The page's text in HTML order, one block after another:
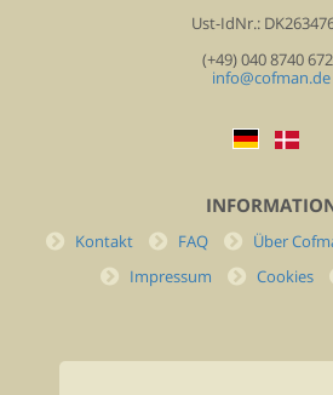
Ust-IdNr.:
(+49) 040 8740
info@cofman.de
Kontakt FAQ Über
Impressum
Cookies